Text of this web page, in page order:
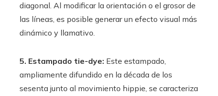
diagonal. Al modificar la orientación o el grosor de
las líneas, es posible generar un efecto visual más
dinámico y llamativo.
5. Estampado tie-dye: Este estampado,
ampliamente difundido en la década de los
sesenta junto al movimiento hippie, se caracteriza